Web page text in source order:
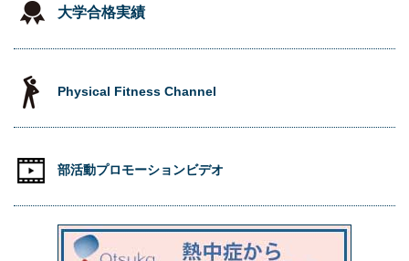
大学合格実績
Physical Fitness Channel
部活動プロモーションビデオ